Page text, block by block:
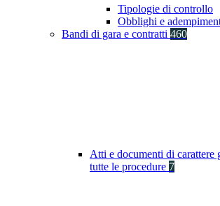
Tipologie di controllo
Obblighi e
Bandi di gara e contratti 460
Atti e documenti di carattere
tutte le procedure 7